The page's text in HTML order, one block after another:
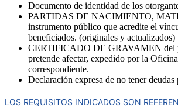
Documento de identidad de los
PARTIDAS DE NACIMIENTO,
instrumento público que acredite el
beneficiados. (originales y actualizados)
CERTIFICADO DE GRAVAMEN del
pretende afectar, expedido por la
correspondiente.
Declaración expresa de no tener deudas
LOS REQUISITOS INDICADOS SON